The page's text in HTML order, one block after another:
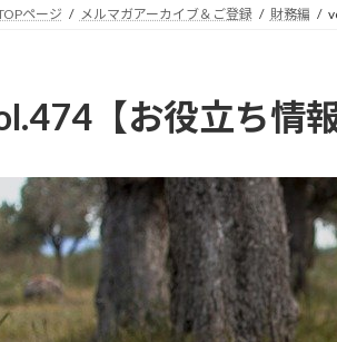
ページ メルマガアーカイブ＆ご登録 財務編
【お役立ち情